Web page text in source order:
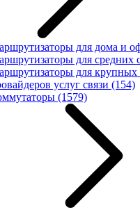
для дома и
для средних
для крупных
услуг связи (154)
(1579)